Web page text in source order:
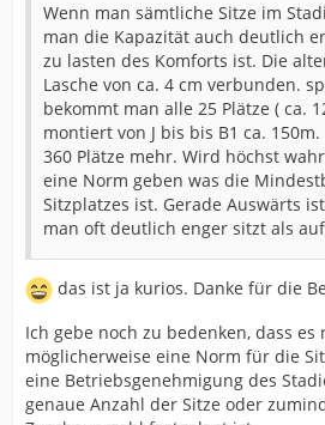
Wenn man sämtliche Sitze im
man die Kapazität auch deutlich
zu lasten des Komforts ist. Die
Lasche von ca. 4 cm verbunden.
bekommt man alle 25 Plätze ( ca.
montiert von J bis bis B1 ca.
360 Plätze mehr. Wird höchst
eine Norm geben was die
Sitzplatzes ist. Gerade Auswärts
man oft deutlich enger sitzt als
das ist ja kurios. Danke für die
Ich gebe noch zu bedenken, dass
möglicherweise eine Norm für die
eine Betriebsgenehmigung des
genaue Anzahl der Sitze oder